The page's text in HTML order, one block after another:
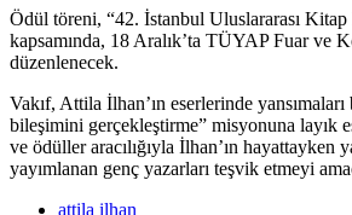
Ödül töreni, “42. İstanbul Uluslararası
kapsamında, 18 Aralık’ta TÜYAP Fuar ve
düzenlenecek.
Vakıf, Attila İlhan’ın eserlerinde
bileşimini gerçekleştirme” misyonuna layık
ve ödüller aracılığıyla İlhan’ın hayattayken
yayımlanan genç yazarları teşvik etmeyi
attila ilhan